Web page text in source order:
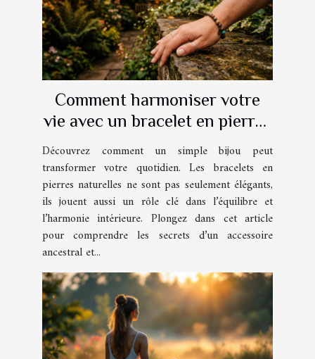
Comment harmoniser votre
vie avec un bracelet en pierres
naturelles ?
Découvrez comment un simple bijou peut
transformer votre quotidien. Les bracelets en
pierres naturelles ne sont pas seulement élégants,
ils jouent aussi un rôle clé dans l’équilibre et
l’harmonie intérieure. Plongez dans cet article
pour comprendre les secrets d’un accessoire
ancestral et...